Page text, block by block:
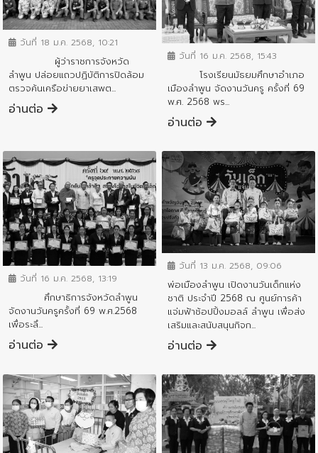
ข่าวประชาสัมพันธ์
วันที่ 18 ม.ค. 2568, 10:21
ผู้ว่าราชการจังหวัด
ลำพูน ปล่อยแถวปฏิบัติการปิดล้อม
ตรวจค้นเครือข่ายยาเสพต...
อ่านต่อ
ข่าวประชาสัมพันธ์
วันที่ 16 ม.ค. 2568, 15:43
โรงเรียนมัธยมศึกษาอำเภอ
เมืองลำพูน จัดงานวันครู ครั้งที่ 69
พ.ศ. 2568 พร...
อ่านต่อ
ข่าวประชาสัมพันธ์
วันที่ 16 ม.ค. 2568, 13:19
ศึกษาธิการจังหวัดลำพูน
จัดงานวันครูครั้งที่ 69 พ.ศ.2568
เพื่อระลึ...
อ่านต่อ
ข่าวประชาสัมพันธ์
วันที่ 13 ม.ค. 2568, 09:06
พ่อเมืองลำพูน เปิดงานวันเด็กแห่ง
ชาติ ประจำปี 2568 ณ ศูนย์การค้า
แจ่มฟ้าช้อปปิ้งมอลล์ ลำพูน เพื่อส่ง
เสริมและสนับสนุนกิจก...
อ่านต่อ